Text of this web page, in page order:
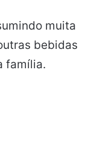
muita
bebidas
família.